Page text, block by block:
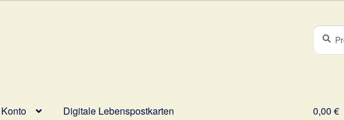
Suchen
nach:
Suchen
Digitale Lebenspostkarten 0,00 €